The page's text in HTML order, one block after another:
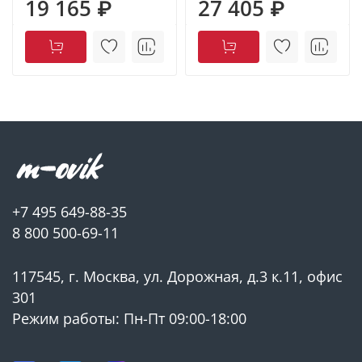
19 165 ₽ 27 405 ₽
+7 495 649-88-35
8 800 500-69-11
117545, г. Москва, ул. Дорожная, д.3 к.11, офис
301
Режим работы: Пн-Пт 09:00-18:00